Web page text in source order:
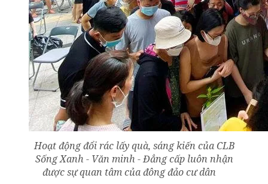
Hoạt động đổi rác lấy quà, sáng kiến của CLB
Sống Xanh - Văn minh - Đẳng cấp luôn nhận
được sự quan tâm của đông đảo cư dân